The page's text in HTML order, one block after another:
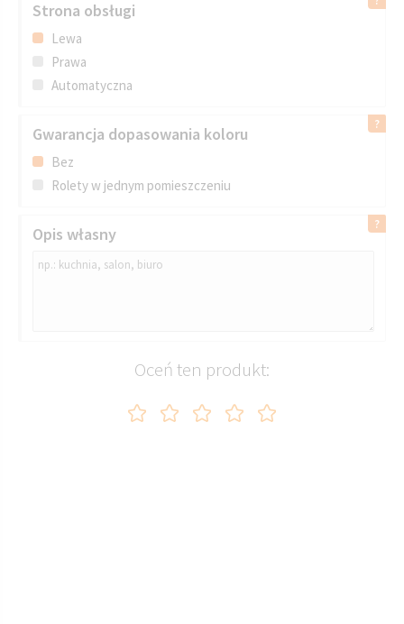
IMAGINE DN 407
Strona obsługi
Lewa
Prawa
Automatyczna
Gwarancja dopasowania koloru
Bez
Rolety w jednym pomieszczeniu
Opis własny
Oceń ten produkt: